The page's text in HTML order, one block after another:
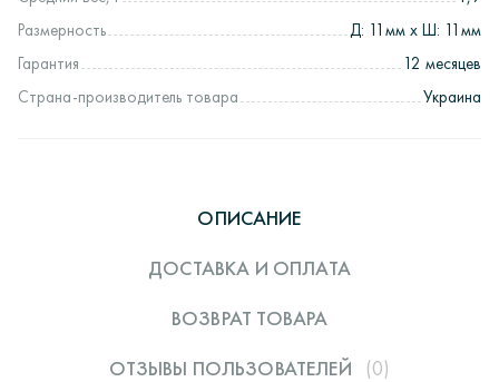
Размерность
Д: 11мм х Ш: 11мм
Гарантия
12 месяцев
Страна-производитель товара
Украина
ОПИСАНИЕ
ДОСТАВКА И ОПЛАТА
ВОЗВРАТ ТОВАРА
ОТЗЫВЫ ПОЛЬЗОВАТЕЛЕЙ
(0)